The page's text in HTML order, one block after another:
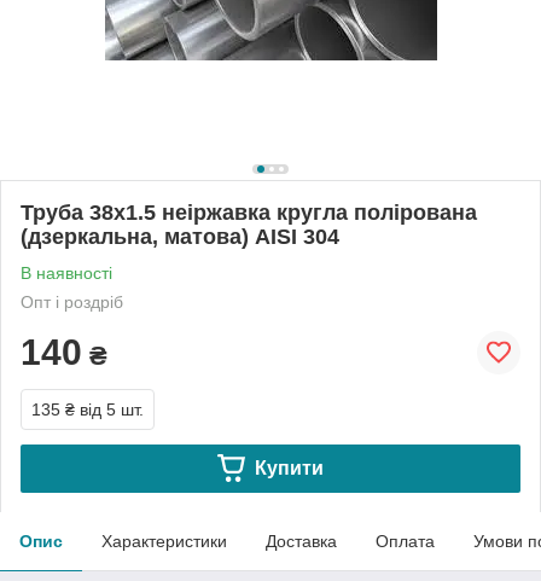
Труба 38х1.5 неіржавка кругла полірована
(дзеркальна, матова) АІSI 304
В наявності
Опт і роздріб
140 ₴
135 ₴ від 5 шт.
Купити
Опис Характеристики Доставка Оплата Умови